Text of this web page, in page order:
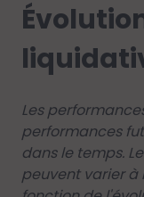
Les
performances
dans le temps.
peuvent varier à